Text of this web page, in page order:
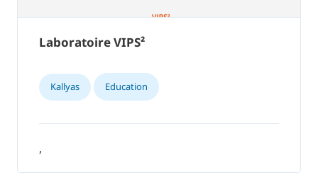
Laboratoire VIPS²
Kallyas Education
,